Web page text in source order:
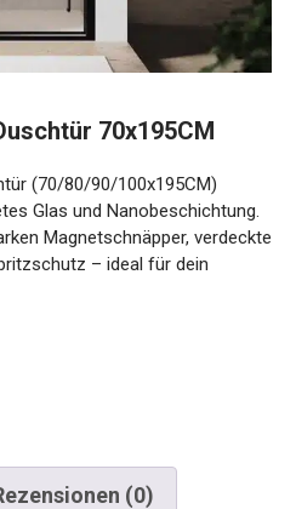
70x195CM
(70/80/90/100x195CM)
Glas und Nanobeschichtung.
Magnetschnäpper, verdeckte
– ideal für dein
(0)